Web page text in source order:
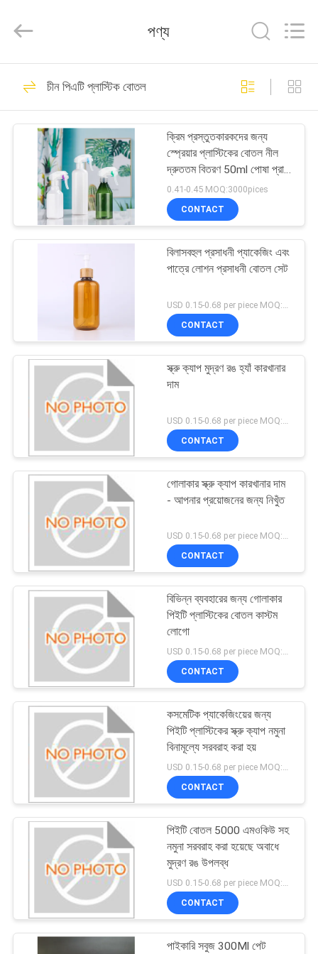
পণ্য
আমাদের
সম্পর্কে
কারখানা
যোগাযোগ
উদ্ধৃতির
জন্য
ম্যাপ
PRIVACY
POLICY
Plastic
Rights
Airless অঙ্গরাগ বোতল
344
অঙ্গরাগ ক্রিম জার্স
159
প্লাস্টিক লোশন বোতল
প্লাস্টিক অঙ্গরাগ টিউব
103
অঙ্গরাগ স্প্রে বোতল
28
ফোম পাম্প রহমান
12
পণ্য
চীন পিএটি প্লাস্টিক বোতল
ক্রিম প্রস্তুতকারকদের জন্য
স্প্রেয়ার প্লাস্টিকের বোতল নীল
দ্রুততম বিতরণ 50ml পোষা প্রাণী
পরিষ্কার বোতল
0.41-0.45 MOQ:3000pices
CONTACT
বিলাসবহুল প্রসাধনী প্যাকেজিং এবং
পাত্রে লোশন প্রসাধনী বোতল সেট
CONTACT
স্ক্রু ক্যাপ মুদ্রণ রঙ হ্যাঁ কারখানার
দাম
CONTACT
গোলাকার স্ক্রু ক্যাপ কারখানার দাম
- আপনার প্রয়োজনের জন্য নিখুঁত
USD 0.15-0.68 per piece MOQ:10000pcs
CONTACT
বিভিন্ন ব্যবহারের জন্য গোলাকার
পিইটি প্লাস্টিকের বোতল কাস্টম
লোগো
USD 0.15-0.68 per piece MOQ:10000pcs
CONTACT
কসমেটিক প্যাকেজিংয়ের জন্য
পিইটি প্লাস্টিকের স্ক্রু ক্যাপ নমুনা
বিনামূল্যে সরবরাহ করা হয়
CONTACT
পিইটি বোতল 5000 এমওকিউ সহ
নমুনা সরবরাহ করা হয়েছে অবাধে
মুদ্রণ রঙ উপলব্ধ
CONTACT
পাইকারি সবুজ 300Ml পেট